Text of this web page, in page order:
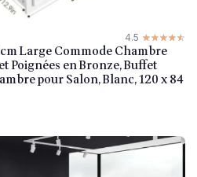
4.5 ☆☆☆☆☆
★★★★★
Large Commode Chambre
Poignées en Bronze, Buffet
pour Salon, Blanc, 120 x 84